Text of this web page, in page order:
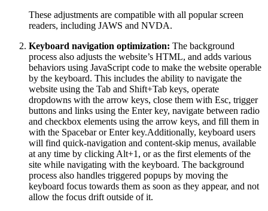
These adjustments are compatible with all popular screen
readers, including JAWS and NVDA.
Keyboard navigation optimization: The background
process also adjusts the website’s HTML, and adds various
behaviors using JavaScript code to make the website operable
by the keyboard. This includes the ability to navigate the
website using the Tab and Shift+Tab keys, operate
dropdowns with the arrow keys, close them with Esc, trigger
buttons and links using the Enter key, navigate between radio
and checkbox elements using the arrow keys, and fill them in
with the Spacebar or Enter key.Additionally, keyboard users
will find quick-navigation and content-skip menus, available
at any time by clicking Alt+1, or as the first elements of the
site while navigating with the keyboard. The background
process also handles triggered popups by moving the
keyboard focus towards them as soon as they appear, and not
allow the focus drift outside of it.